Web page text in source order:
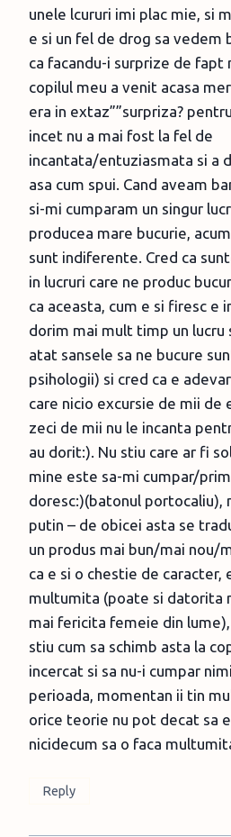
unele lcururi imi plac mie, si
e si un fel de drog sa vedem
ca facandu-i surprize de fapt
copilul meu a venit acasa
era in extaz””surpriza?
incet nu a mai fost la fel de
incantata/entuziasmata si a
asa cum spui. Cand aveam
si-mi cumparam un singur
producea mare bucurie,
sunt indiferente. Cred ca
in lucruri care ne produc
ca aceasta, cum e si firesc e
dorim mai mult timp un lucru
atat sansele sa ne bucure
psihologii) si cred ca e
care nicio excursie de mii de
zeci de mii nu le incanta
au dorit:). Nu stiu care ar fi
mine este sa-mi cumpar/
doresc:)(batonul portocaliu),
putin – de obicei asta se
un produs mai bun/mai nou/
ca e si o chestie de caracter,
multumita (poate si datorita
mai fericita femeie din
stiu cum sa schimb asta la
incercat si sa nu-i cumpar
perioada, momentan ii tin
orice teorie nu pot decat sa
nicidecum sa o faca
Reply